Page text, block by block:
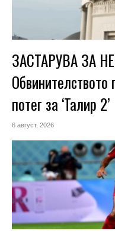
ЗАСТАРУВА ЗА
потег за ‘Талир 2’
6 август, 2026